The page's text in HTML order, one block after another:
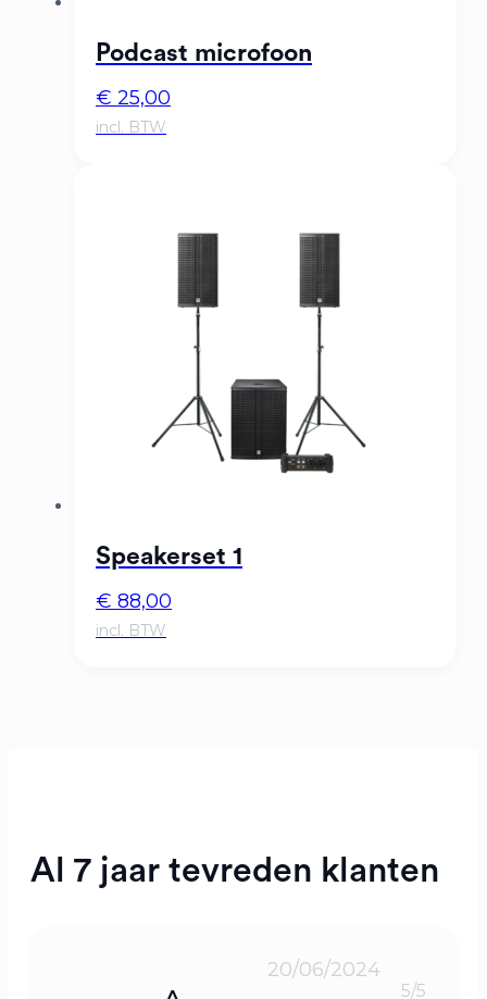
Podcast microfoon
€ 25,00
Speakerset 1
€ 88,00
Al 7 jaar tevreden klanten
20/06/2024
5/5